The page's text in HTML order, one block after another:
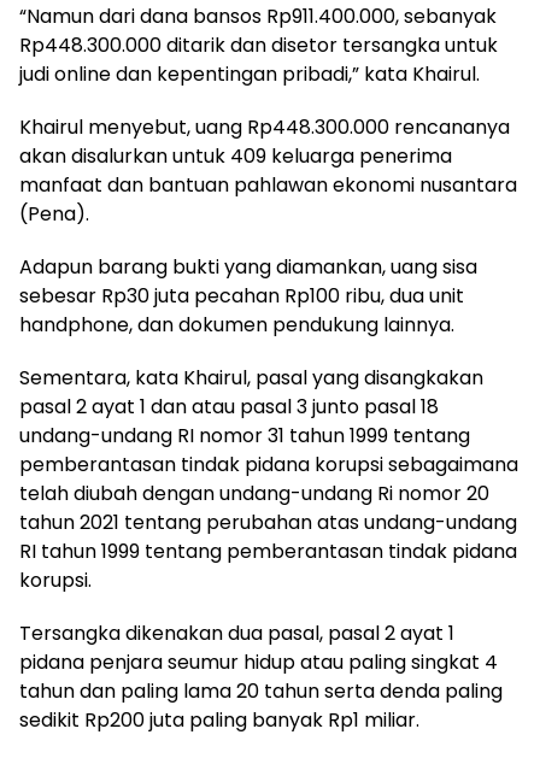
“Namun dari dana bansos Rp911.400.000, sebanyak
Rp448.300.000 ditarik dan disetor tersangka untuk
judi online dan kepentingan pribadi,” kata Khairul.
Khairul menyebut, uang Rp448.300.000 rencananya
akan disalurkan untuk 409 keluarga penerima
manfaat dan bantuan pahlawan ekonomi nusantara
(Pena).
Adapun barang bukti yang diamankan, uang sisa
sebesar Rp30 juta pecahan Rp100 ribu, dua unit
handphone, dan dokumen pendukung lainnya.
Sementara, kata Khairul, pasal yang disangkakan
pasal 2 ayat 1 dan atau pasal 3 junto pasal 18
undang-undang RI nomor 31 tahun 1999 tentang
pemberantasan tindak pidana korupsi sebagaimana
telah diubah dengan undang-undang Ri nomor 20
tahun 2021 tentang perubahan atas undang-undang
RI tahun 1999 tentang pemberantasan tindak pidana
korupsi.
Tersangka dikenakan dua pasal, pasal 2 ayat 1
pidana penjara seumur hidup atau paling singkat 4
tahun dan paling lama 20 tahun serta denda paling
sedikit Rp200 juta paling banyak Rp1 miliar.